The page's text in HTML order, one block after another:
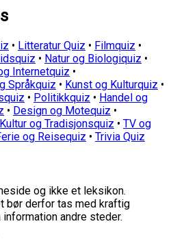
• Litteratur Quiz • Filmquiz •
• Natur og Biologiquiz •
Internetquiz •
Språkquiz • Kunst og Kulturquiz •
• Politikkquiz • Handel og
• Design og Motequiz •
og Tradisjonsquiz • TV og
og Reisequiz • Trivia Quiz
og ikke et leksikon.
bør derfor tas med kraftig
andre steder.